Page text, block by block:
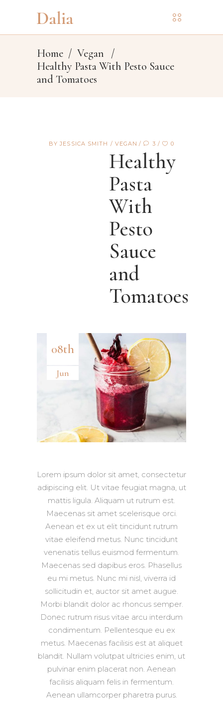
Home / Vegan
/
Healthy Pasta With Pesto Sauce
and Tomatoes
BYJESSICA SMITH VEGAN 3 0
Healthy
Pasta
With
Pesto
Sauce
and
Tomatoes
08th
Jun
Lorem ipsum dolor sit amet, consectetur
adipiscing elit. Ut vitae feugiat magna, ut
mattis ligula. Aliquam ut rutrum est.
Maecenas sit amet scelerisque orci.
Aenean et ex ut elit tincidunt rutrum
vitae eleifend metus. Nunc tincidunt
venenatis tellus euismod fermentum.
Maecenas sed dapibus eros. Phasellus
eu mi metus. Nunc mi nisl, viverra id
sollicitudin et, auctor sit amet augue.
Morbi blandit dolor ac rhoncus semper.
Donec rutrum risus vitae arcu interdum
condimentum. Pellentesque eu ex
metus. Maecenas facilisis est at aliquet
blandit. Nullam volutpat ultricies enim, ut
pulvinar enim placerat non. Aenean
facilisis aliquam felis in fermentum.
Aenean ullamcorper pharetra purus.